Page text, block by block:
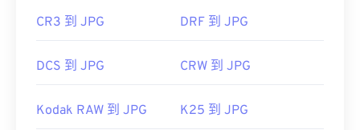
CR3 到 JPG DRF 到 JPG
DCS 到 JPG CRW 到 JPG
Kodak RAW 到 JPG K25 到 JPG